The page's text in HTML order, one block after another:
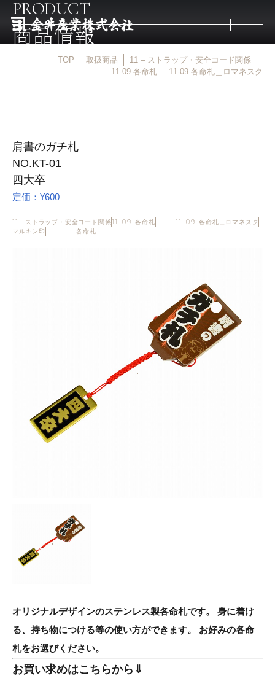
取扱メーカー
金井産業の強み
マルキン印
PRODUCT
商品情報
TOP 取扱商品
11 – ストラップ・安全コード関係
11-09-各命札
11-09-各命札＿ロマネスク
肩書のガチ札
NO.KT-01
四大卒
定価：¥600
11 – ストラップ・安全コード関係11-09-各命札
11-09-各命札＿ロマネスク
マルキン印
各命札
オリジナルデザインのステンレス製各命札です。 身に着け
る、持ち物につける等の使い方ができます。 お好みの各命
札をお選びください。
お買い求めはこちらから⇓